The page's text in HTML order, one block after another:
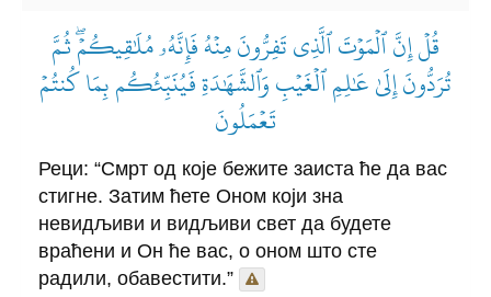
قُلۡ إِنَّ ٱلۡمَوۡتَ ٱلَّذِي تَفِرُّونَ مِنۡهُ فَإِنَّهُۥ مُلَٰقِيكُمۡۖ ثُمَّ
تُرَدُّونَ إِلَىٰ عَٰلِمِ ٱلۡغَيۡبِ وَٱلشَّهَٰدَةِ فَيُنَبِّئُكُم بِمَا كُنتُمۡ
تَعۡمَلُونَ
Реци: “Смрт од које бежите заиста ће да вас
стигне. Затим ћете Оном који зна
невидљиви и видљиви свет да будете
враћени и Он ће вас, о оном што сте
радили, обавестити.”